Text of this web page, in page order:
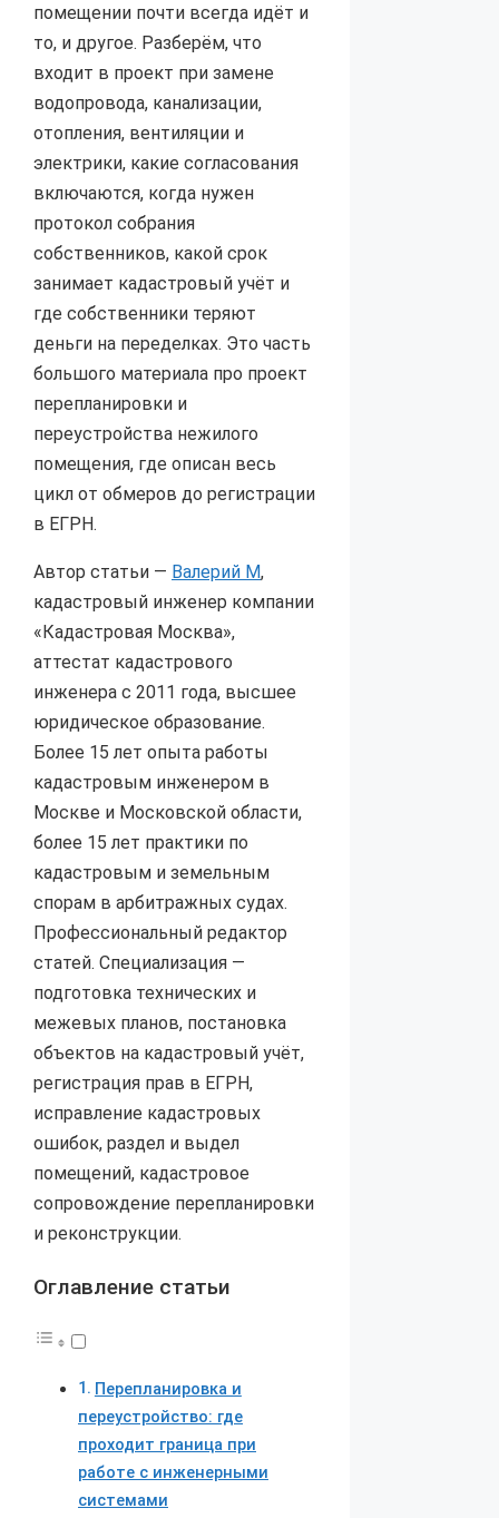
помещении почти всегда идёт и
то, и другое. Разберём, что
входит в проект при замене
водопровода, канализации,
отопления, вентиляции и
электрики, какие согласования
включаются, когда нужен
протокол собрания
собственников, какой срок
занимает кадастровый учёт и
где собственники теряют
деньги на переделках. Это часть
большого материала про проект
перепланировки и
переустройства нежилого
помещения, где описан весь
цикл от обмеров до регистрации
в ЕГРН.
Автор статьи — Валерий М,
кадастровый инженер компании
«Кадастровая Москва»,
аттестат кадастрового
инженера с 2011 года, высшее
юридическое образование.
Более 15 лет опыта работы
кадастровым инженером в
Москве и Московской области,
более 15 лет практики по
кадастровым и земельным
спорам в арбитражных судах.
Профессиональный редактор
статей. Специализация —
подготовка технических и
межевых планов, постановка
объектов на кадастровый учёт,
регистрация прав в ЕГРН,
исправление кадастровых
ошибок, раздел и выдел
помещений, кадастровое
сопровождение перепланировки
и реконструкции.
Оглавление статьи
Перепланировка и
переустройство: где
проходит граница при
работе с инженерными
системами